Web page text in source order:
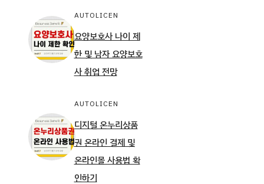
AUTOLICEN
요양보호사 나이 제
한 및 남자 요양보호
사 취업 전망
AUTOLICEN
디지털 온누리상품
권 온라인 결제 및
온라인몰 사용법 확
인하기